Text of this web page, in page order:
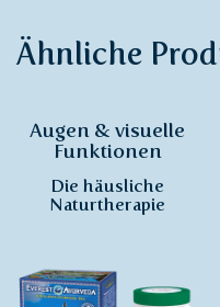
Ähnliche
Augen & visuelle
Funktionen
Die häusliche
Naturtherapie